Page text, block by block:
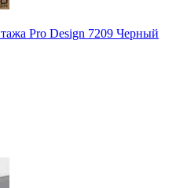
Pro Design 7209 Черный